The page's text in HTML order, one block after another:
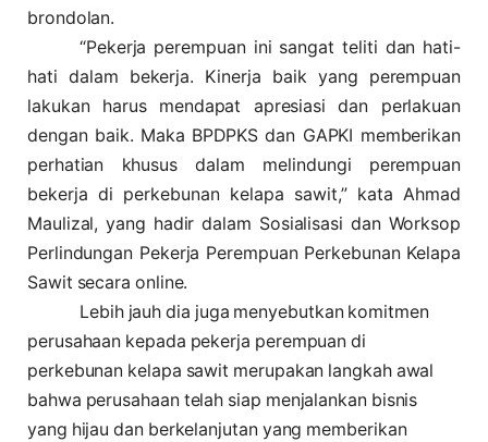
brondolan.
“Pekerja perempuan ini sangat teliti dan hati-
hati dalam bekerja. Kinerja baik yang perempuan
lakukan harus mendapat apresiasi dan perlakuan
dengan baik. Maka BPDPKS dan GAPKI memberikan
perhatian khusus dalam melindungi perempuan
bekerja di perkebunan kelapa sawit,” kata Ahmad
Maulizal, yang hadir dalam Sosialisasi dan Worksop
Perlindungan Pekerja Perempuan Perkebunan Kelapa
Sawit secara online.
Lebih jauh dia juga menyebutkan komitmen
perusahaan kepada pekerja perempuan di
perkebunan kelapa sawit merupakan langkah awal
bahwa perusahaan telah siap menjalankan bisnis
yang hijau dan berkelanjutan yang memberikan